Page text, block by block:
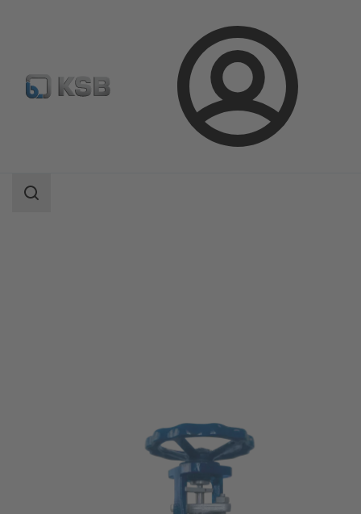
Login
NUCA 320/-A 320/-ES typ I, II, IV
Sökomfattning